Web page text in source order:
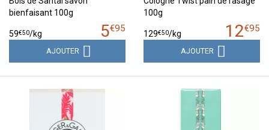
bienfaisant 100g
5€95
59€50/kg
AJOUTER
100g
12€95
129€50/kg
AJOUTER